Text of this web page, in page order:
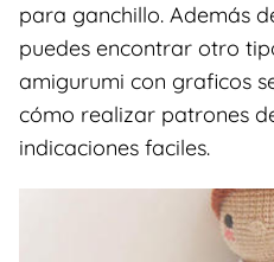
para ganchillo. Además
puedes encontrar otro
amigurumi con graficos
cómo realizar patrones
indicaciones faciles.